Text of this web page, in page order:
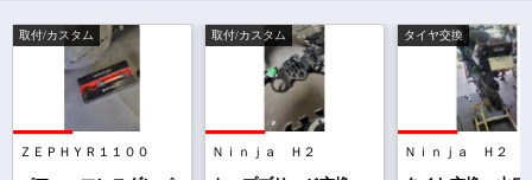
取付/カスタム
ＺＥＰＨＹＲ１１００
取付/カスタム
Ｎｉｎｊａ Ｈ２
タイヤ交換
Ｎｉｎｊａ Ｈ２
相場をチェック！